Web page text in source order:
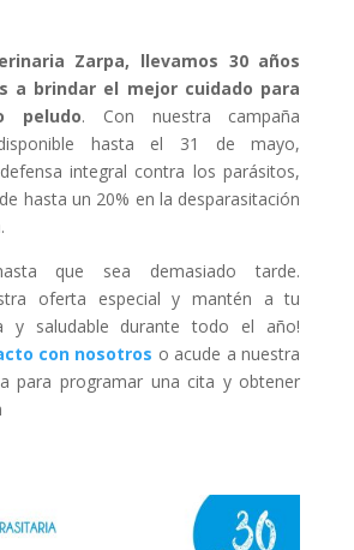
Zarpa, llevamos 30 años
a brindar el mejor cuidado para
peludo. Con nuestra campaña
disponible hasta el 31 de mayo,
integral contra los parásitos,
hasta un 20% en la desparasitación
que sea demasiado tarde.
oferta especial y mantén a tu
y saludable durante todo el año!
con nosotros o acude a nuestra
para programar una cita y obtener